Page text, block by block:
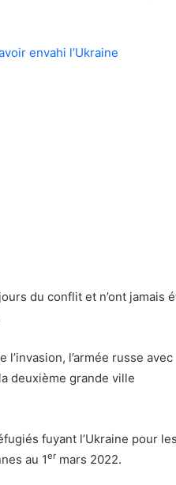
envahi l’Ukraine
du conflit et n’ont jamais
l’armée russe avec
deuxième grande ville
fuyant l’Ukraine pour les
au 1er mars 2022.